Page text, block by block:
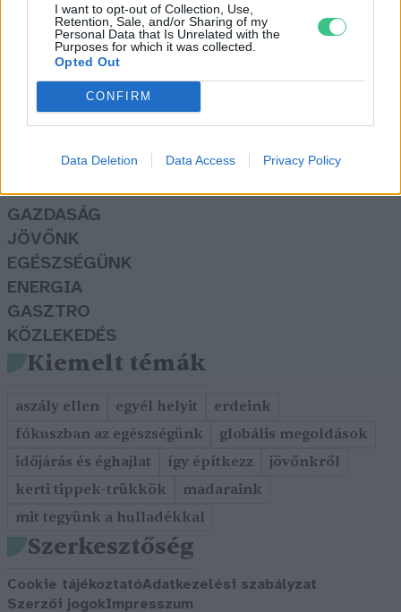
I want to opt-out of Collection, Use,
Retention, Sale, and/or Sharing of my
Personal Data that Is Unrelated with the
Purposes for which it was collected.
Opted Out
CONFIRM
Data Deletion Data Access Privacy Policy
Rovatok
OTTHONUNK
HULLADÉK
GAZDASÁG
JÖVŐNK
EGÉSZSÉGÜNK
ENERGIA
GASZTRO
KÖZLEKEDÉS
Kiemelt témák
aszály ellen egyél helyit
erdeink
fókuszban az egészségünk
globális megoldások
időjárás és éghajlat
így építkezz
jövőnkről
kerti tippek-trükkök
madaraink
mit tegyünk a hulladékkal
Szerkesztőség
Cookie tájékoztatóAdatkezelési szabályzat
Szerzői jogokImpresszum